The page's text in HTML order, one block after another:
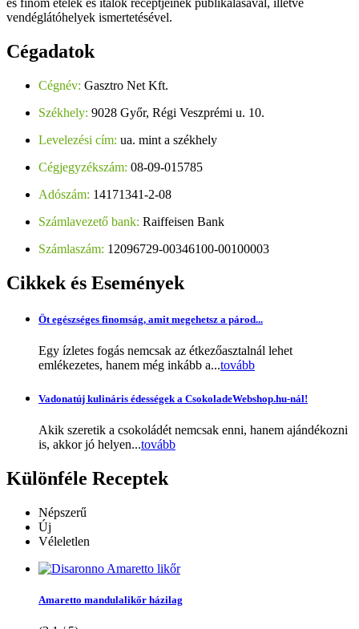
és finom ételek és italok receptjeinek publikálásával, illetve
vendéglátóhelyek ismertetésével.
Cégadatok
Cégnév: Gasztro Net Kft.
Székhely: 9028 Győr, Régi Veszprémi u. 10.
Levelezési cím: ua. mint a székhely
Cégjegyzékszám: 08-09-015785
Adószám: 14171341-2-08
Számlavezető bank: Raiffeisen Bank
Számlaszám: 12096729-00346100-00100003
Cikkek és Események
Öt egészséges finomság, amit megehetsz a párod...
Egy ízletes fogás nemcsak az étkezőasztalnál lehet
emlékezetes, hanem még inkább a...tovább
Vadonatúj kulináris édességek a CsokoladeWebshop.hu-nál!
Akik szeretik a csokoládét nemcsak enni, hanem ajándékozni
is, akkor jó helyen...tovább
Különféle Receptek
Népszerű
Új
Véleletlen
Amaretto mandulalikőr házilag